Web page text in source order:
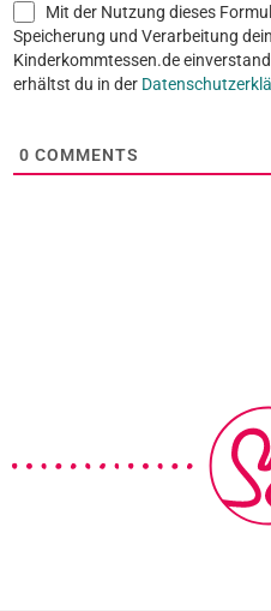
Mit der Nutzung dieses
Speicherung und Verarbeitung
Kinderkommtessen.de
erhältst du in der
0 COMMENTS